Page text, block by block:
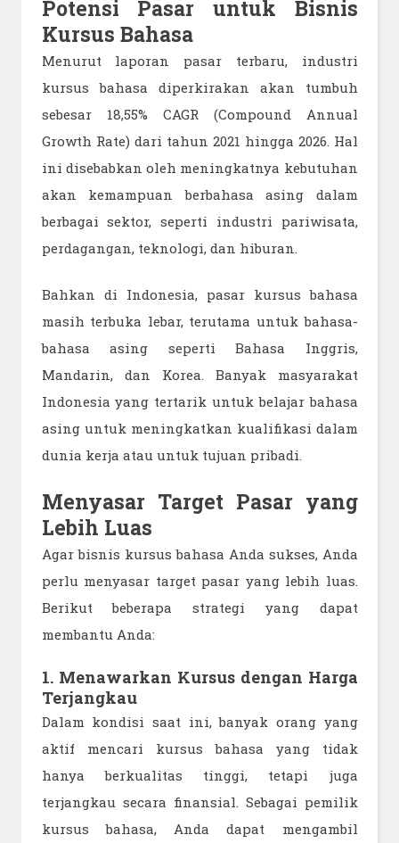
Potensi Pasar untuk Bisnis
Kursus Bahasa
Menurut laporan pasar terbaru, industri
kursus bahasa diperkirakan akan tumbuh
sebesar 18,55% CAGR (Compound Annual
Growth Rate) dari tahun 2021 hingga 2026. Hal
ini disebabkan oleh meningkatnya kebutuhan
akan kemampuan berbahasa asing dalam
berbagai sektor, seperti industri pariwisata,
perdagangan, teknologi, dan hiburan.
Bahkan di Indonesia, pasar kursus bahasa
masih terbuka lebar, terutama untuk bahasa-
bahasa asing seperti Bahasa Inggris,
Mandarin, dan Korea. Banyak masyarakat
Indonesia yang tertarik untuk belajar bahasa
asing untuk meningkatkan kualifikasi dalam
dunia kerja atau untuk tujuan pribadi.
Menyasar Target Pasar yang
Lebih Luas
Agar bisnis kursus bahasa Anda sukses, Anda
perlu menyasar target pasar yang lebih luas.
Berikut beberapa strategi yang dapat
membantu Anda:
1. Menawarkan Kursus dengan Harga
Terjangkau
Dalam kondisi saat ini, banyak orang yang
aktif mencari kursus bahasa yang tidak
hanya berkualitas tinggi, tetapi juga
terjangkau secara finansial. Sebagai pemilik
kursus bahasa, Anda dapat mengambil